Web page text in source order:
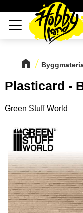
Meny
Plasticard -
Green Stuff World